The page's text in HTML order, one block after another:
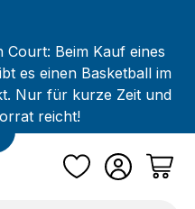
Beim Kauf eines
es einen Basketball im
Nur für kurze Zeit und
reicht!